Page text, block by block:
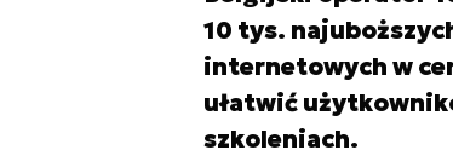
10 tys.
internetowych w
ułatwić
szkoleniach.